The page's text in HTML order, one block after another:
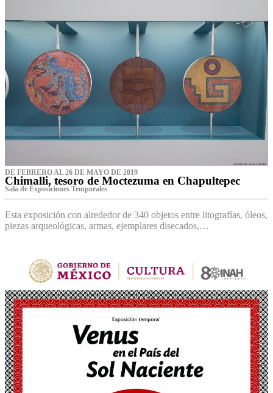
DE FEBRERO AL 26 DE MAYO DE 2019
Chimalli, tesoro de Moctezuma en Chapultepec
Sala de Exposiciones Temporales
Esta exposición con alrededor de 340 objetos entre litografías, óleos,
piezas arqueológicas, armas, ejemplares disecados,…